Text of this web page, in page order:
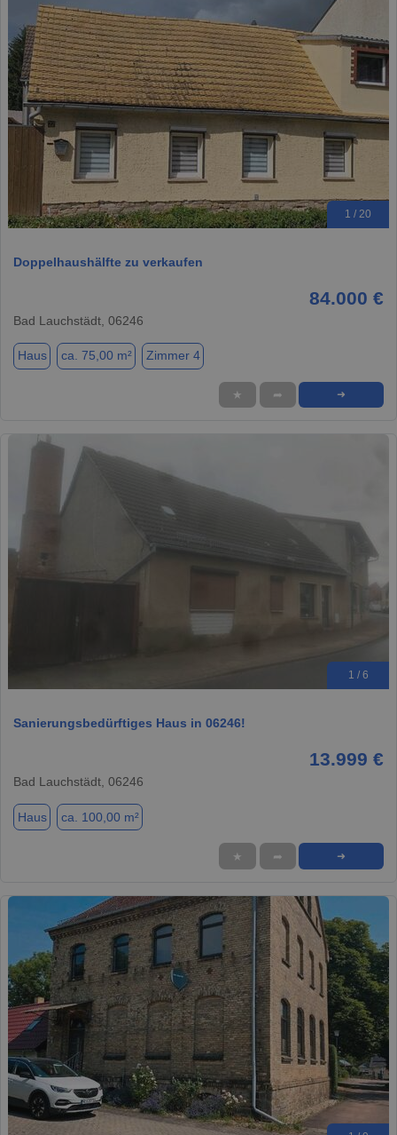
1 / 20
Doppelhaushälfte zu verkaufen
84.000 €
Bad Lauchstädt, 06246
Haus ca. 75,00 m² Zimmer 4
★ ➦ ➜
1 / 6
Sanierungsbedürftiges Haus in 06246!
13.999 €
Bad Lauchstädt, 06246
Haus ca. 100,00 m²
★ ➦ ➜